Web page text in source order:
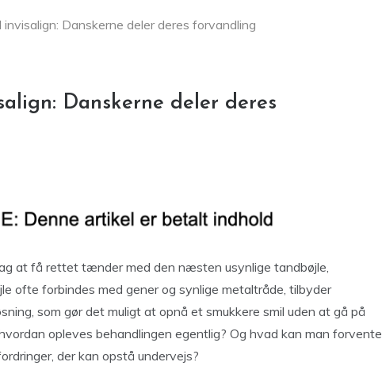
invisalign: Danskerne deler deres forvandling
Danskerne deler deres
at få rettet tænder med den næsten usynlige tandbøjle,
ofte forbindes med gener og synlige metaltråde, tilbyder
som gør det muligt at opnå et smukkere smil uden at gå på
opleves behandlingen egentlig? Og hvad kan man forvente
der kan opstå undervejs?